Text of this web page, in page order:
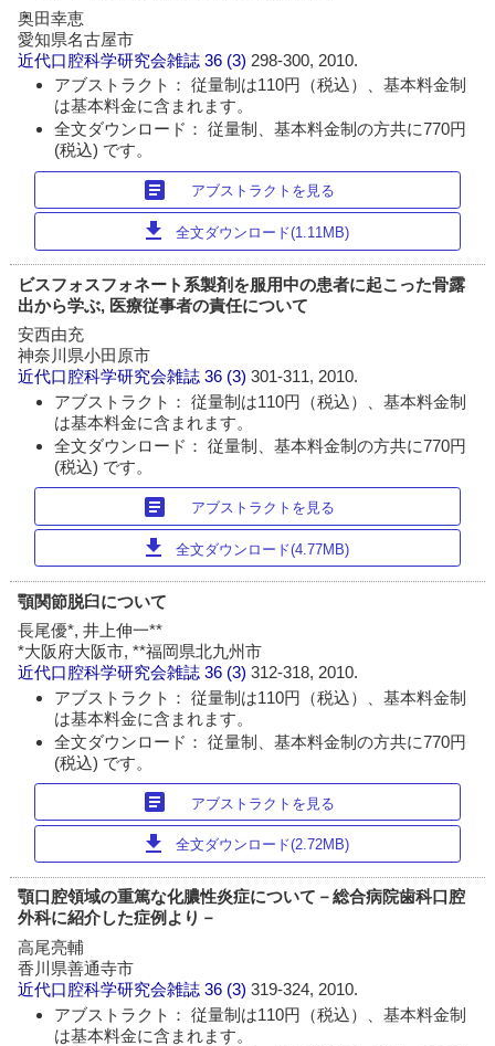
奥田幸恵
愛知県名古屋市
近代口腔科学研究会雑誌 36 (3) 298-300, 2010.
アブストラクト： 従量制は110円（税込）、基本料金制
は基本料金に含まれます。
全文ダウンロード： 従量制、基本料金制の方共に770円
(税込) です。
article アブストラクトを見る
download 全文ダウンロード(1.11MB)
ビスフォスフォネート系製剤を服用中の患者に起こった骨露
出から学ぶ, 医療従事者の責任について
安西由充
神奈川県小田原市
近代口腔科学研究会雑誌 36 (3)301-311, 2010.
アブストラクト： 従量制は110円（税込）、基本料金制
は基本料金に含まれます。
全文ダウンロード： 従量制、基本料金制の方共に770円
(税込) です。
article アブストラクトを見る
download 全文ダウンロード(4.77MB)
顎関節脱臼について
長尾優*, 井上伸一**
*大阪府大阪市, **福岡県北九州市
近代口腔科学研究会雑誌 36 (3)312-318, 2010.
アブストラクト： 従量制は110円（税込）、基本料金制
は基本料金に含まれます。
全文ダウンロード： 従量制、基本料金制の方共に770円
(税込) です。
article アブストラクトを見る
download 全文ダウンロード(2.72MB)
顎口腔領域の重篤な化膿性炎症について－総合病院歯科口腔
外科に紹介した症例より－
高尾亮輔
香川県善通寺市
近代口腔科学研究会雑誌 36 (3)319-324, 2010.
アブストラクト： 従量制は110円（税込）、基本料金制
は基本料金に含まれます。